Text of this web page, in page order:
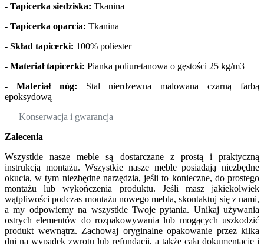
- Tapicerka siedziska: Tkanina
- Tapicerka oparcia: Tkanina
- Skład tapicerki: 100% poliester
- Materiał tapicerki: Pianka poliuretanowa o gęstości 25 kg/m3
- Materiał nóg: Stal nierdzewna malowana czarną farbą
epoksydową
Konserwacja i gwarancja
Zalecenia
Wszystkie nasze meble są dostarczane z prostą i praktyczną
instrukcją montażu. Wszystkie nasze meble posiadają niezbędne
okucia, w tym niezbędne narzędzia, jeśli to konieczne, do prostego
montażu lub wykończenia produktu. Jeśli masz jakiekolwiek
wątpliwości podczas montażu nowego mebla, skontaktuj się z nami,
a my odpowiemy na wszystkie Twoje pytania. Unikaj używania
ostrych elementów do rozpakowywania lub mogących uszkodzić
produkt wewnątrz. Zachowaj oryginalne opakowanie przez kilka
dni na wypadek zwrotu lub refundacji, a także całą dokumentację i